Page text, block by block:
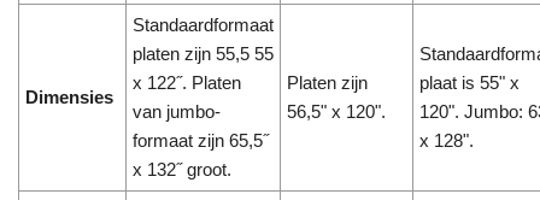
Dimensies
Standaardformaat
platen zijn 55,5 55
x 122˝. Platen
van jumbo-
formaat zijn 65,5˝
x 132˝ groot.
Platen zijn
56,5" x 120".
plaat is 55" x
120". Jumbo:
x 128".